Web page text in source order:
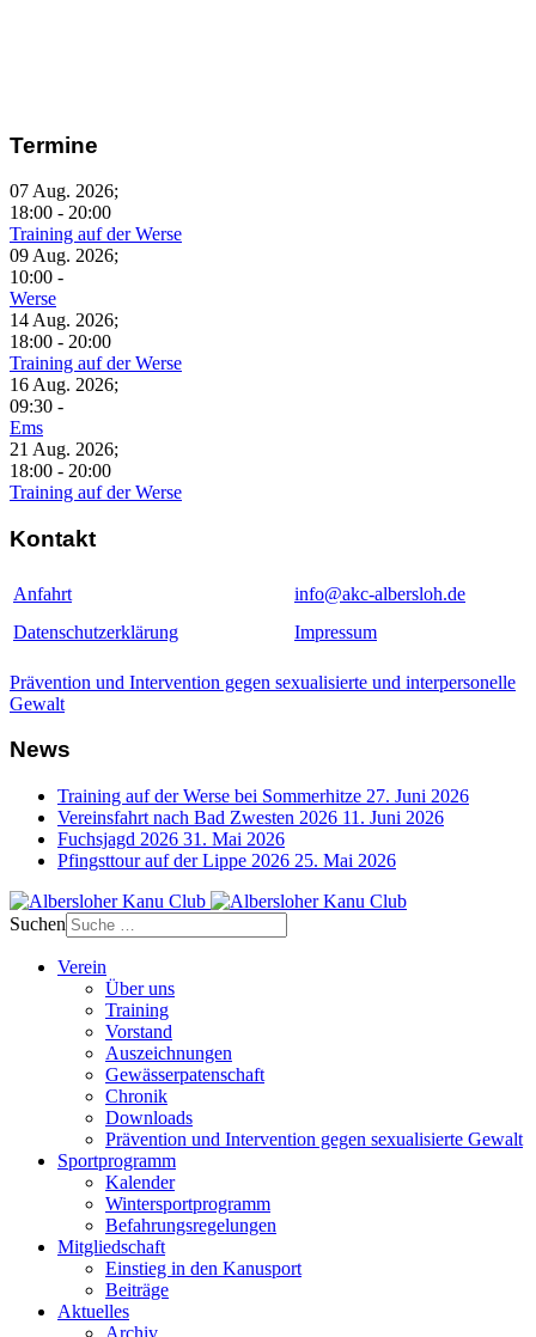
Termine
07 Aug. 2026;
18:00 - 20:00
Training auf der Werse
09 Aug. 2026;
10:00 -
Werse
14 Aug. 2026;
18:00 - 20:00
Training auf der Werse
16 Aug. 2026;
09:30 -
Ems
21 Aug. 2026;
18:00 - 20:00
Training auf der Werse
Kontakt
Anfahrt
info@akc-albersloh.de
Datenschutzerklärung
Impressum
Prävention und Intervention gegen sexualisierte und interpersonelle
Gewalt
News
Training auf der Werse bei Sommerhitze 27. Juni 2026
Vereinsfahrt nach Bad Zwesten 2026 11. Juni 2026
Fuchsjagd 2026 31. Mai 2026
Pfingsttour auf der Lippe 2026 25. Mai 2026
Suchen
Verein
Über uns
Training
Vorstand
Auszeichnungen
Gewässerpatenschaft
Chronik
Downloads
Prävention und Intervention gegen sexualisierte Gewalt
Sportprogramm
Kalender
Wintersportprogramm
Befahrungsregelungen
Mitgliedschaft
Einstieg in den Kanusport
Beiträge
Aktuelles